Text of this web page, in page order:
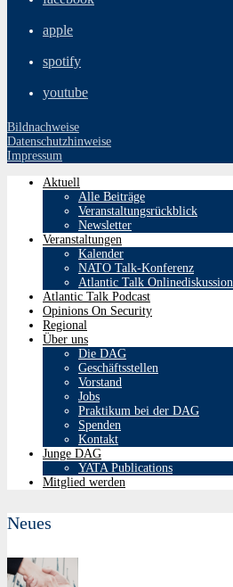
apple
spotify
youtube
Bildnachweise
Datenschutzhinweise
Impressum
Aktuell
Alle Beiträge
Veranstaltungsrückblick
Newsletter
Veranstaltungen
Kalender
NATO Talk-Konferenz
Atlantic Talk Onlinediskussion
Atlantic Talk Podcast
Opinions On Security
Regional
Über uns
Die DAG
Geschäftsstellen
Vorstand
Jobs
Praktikum bei der DAG
Spenden
Kontakt
Junge DAG
YATA Publications
Mitglied werden
Neues